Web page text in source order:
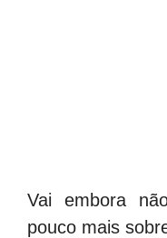
Vai embora
pouco mais